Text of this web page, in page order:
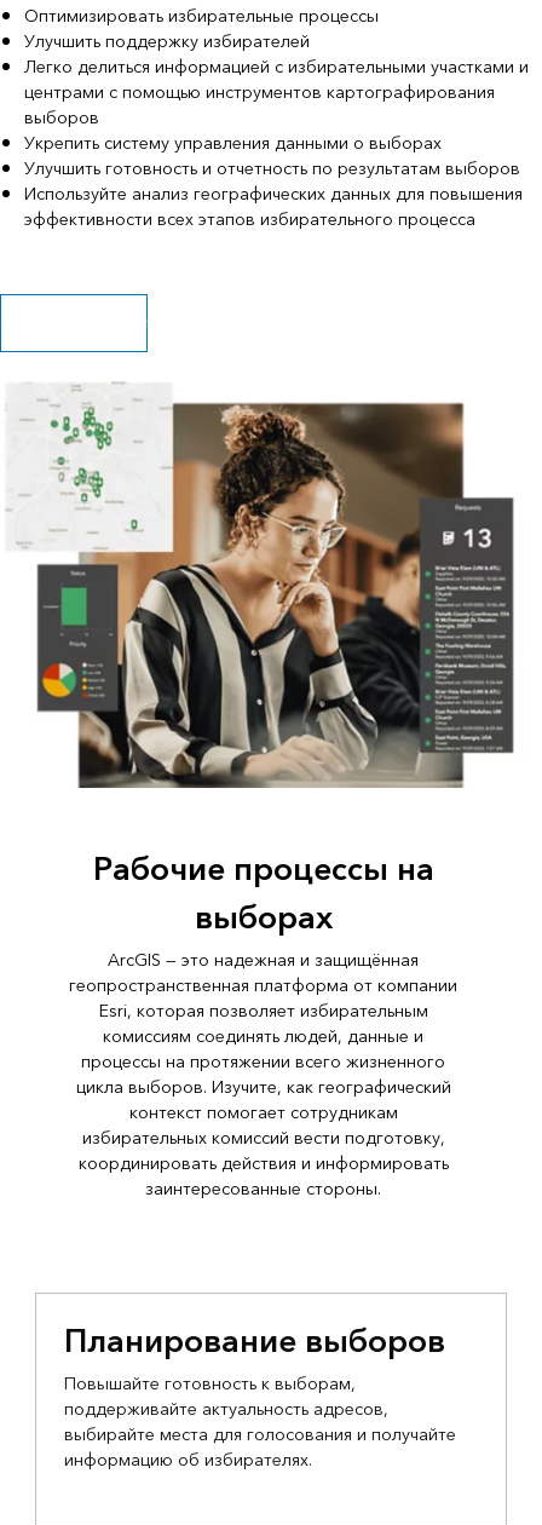
Оптимизировать избирательные процессы
Улучшить поддержку избирателей
Легко делиться информацией с избирательными участками и
центрами с помощью инструментов картографирования
выборов
Укрепить систему управления данными о выборах
Улучшить готовность и отчетность по результатам выборов
Используйте анализ географических данных для повышения
эффективности всех этапов избирательного процесса
Скачать брошюру
Рабочие процессы на
выборах
ArcGIS — это надежная и защищённая
геопространственная платформа от компании
Esri, которая позволяет избирательным
комиссиям соединять людей, данные и
процессы на протяжении всего жизненного
цикла выборов. Изучите, как географический
контекст помогает сотрудникам
избирательных комиссий вести подготовку,
координировать действия и информировать
заинтересованные стороны.
Планирование выборов
Повышайте готовность к выборам,
поддерживайте актуальность адресов,
выбирайте места для голосования и получайте
информацию об избирателях.